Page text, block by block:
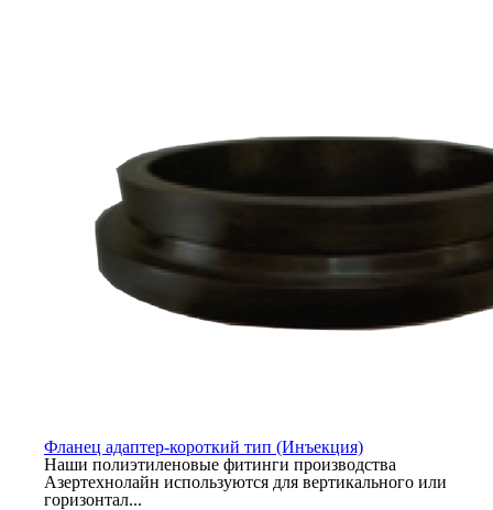
Фланец адаптер-короткий тип (Инъекция)
Наши полиэтиленовые фитинги производства
Азертехнолайн используются для вертикального или
горизонтал...